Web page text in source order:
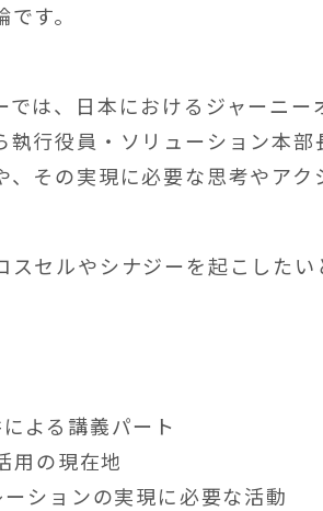
す。
は、日本におけるジャーニ
執行役員・ソリューション本
その実現に必要な思考やアク
スセルやシナジーを起こした
よる講義パート
用の現在地
ションの実現に必要な活動